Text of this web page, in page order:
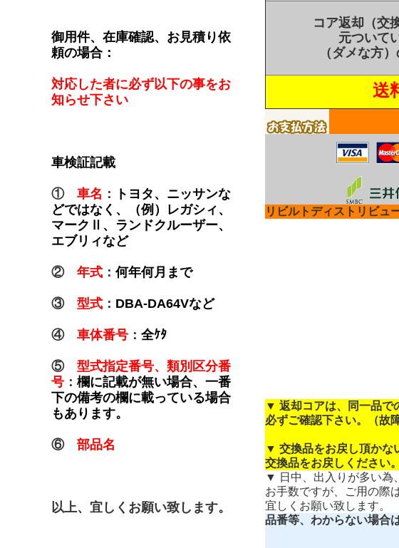
コア返却（交
元ついて
（ダメな方
送
リビルトディストリビュ
▼ 返却コアは、同一品で
必ずご確認下さい。（故
▼ 交換品をお戻し頂かな
交換品をお戻しください。
▼ 日中、出入りが多い為
お手数ですが、ご用の際
宜しくお願い致します。
品番等、わからない場合
御用件、在庫確認、お見積り依
頼の場合：
対応した者に必ず以下の事をお
知らせ下さい
車検証記載
① 車名 ：
トヨタ、ニッサンな
どではなく、（例）レガシィ、
マークⅡ、ランドクルーザー、
エブリィなど
② 年式 ： 何年何月まで
③ 型式 ： DBA-DA64Vなど
④ 車体番号 ： 全ｹﾀ
⑤ 型式指定番号、類別区分番
号 ： 欄に記載が無い場合、一番
下の備考の欄に載っている場合
もあります。
⑥ 部品名
以上、宜しくお願い致します。